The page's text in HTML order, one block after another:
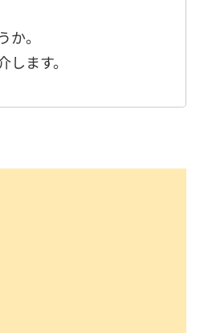
。
ます。